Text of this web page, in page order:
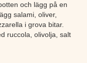
och lägg på en
salami, oliver,
i grova bitar.
ruccola, olivolja, salt